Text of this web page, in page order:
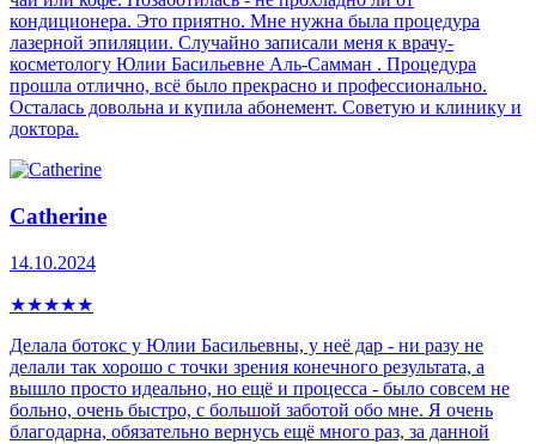
кондиционера. Это приятно. Мне нужна была процедура
лазерной эпиляции. Случайно записали меня к врачу-
косметологу Юлии Басильевне Аль-Самман . Процедура
прошла отлично, всё было прекрасно и профессионально.
Осталась довольна и купила абонемент. Советую и клинику и
доктора.
Catherine
14.10.2024
★★★★★
Делала ботокс у Юлии Басильевны, у неё дар - ни разу не
делали так хорошо с точки зрения конечного результата, а
вышло просто идеально, но ещё и процесса - было совсем не
больно, очень быстро, с большой заботой обо мне. Я очень
благодарна, обязательно вернусь ещё много раз, за данной